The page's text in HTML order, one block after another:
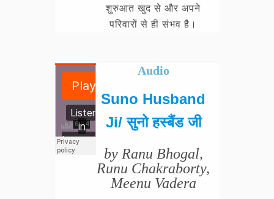
शुरुआत खुद से और अपने
परिवारों से ही संभव है।
Audio
Suno Husband
Ji/ सुनो हस्बैंड जी
by Ranu Bhogal,
Runu Chakraborty,
Meenu Vadera